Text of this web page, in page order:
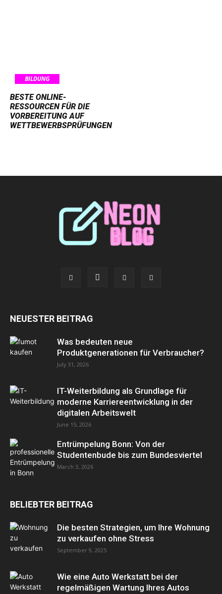
BILDUNG
BESTE ONLINE-
RESSOURCEN FÜR DIE
VORBEREITUNG AUF
WETTBEWERBSPRÜFUNGEN
NEUESTER BEITRAG
Was bedeuten neue
Produktgenerationen für Verbraucher?
July 31, 2026
IT-Weiterbildung als Grundlage für
moderne Karriereentwicklung in der
digitalen Arbeitswelt
June 15, 2026
Entrümpelung Bonn: Von der
Studentenbude bis zum Bundesviertel
March 3, 2026
BELIEBTER BEITRAG
Die besten Strategien, um Ihre Wohnung
zu verkaufen ohne Stress
September 9, 2025
Wie eine Auto Werkstatt bei der
regelmäßigen Wartung Ihres Autos